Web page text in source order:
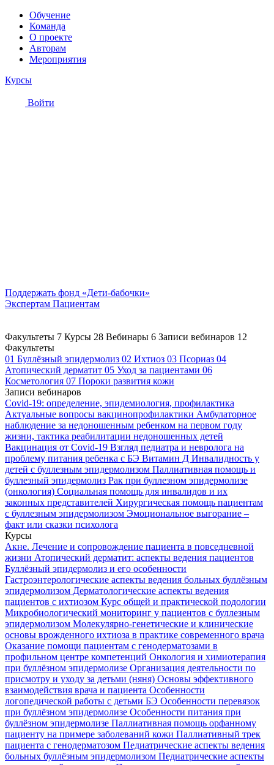
Обучение
Команда
О проекте
Авторам
Мероприятия
Курсы
Войти
Поддержать фонд «Дети-бабочки»
Экспертам Пациентам
Факультеты 7 Курсы 28 Вебинары 6 Записи вебинаров 12
Факультеты
01 Буллёзный эпидермолиз 02 Ихтиоз 03 Псориаз 04
Атопический дерматит 05 Уход за пациентами 06
Косметология 07 Пороки развития кожи
Записи вебинаров
Covid-19: определение, эпидемиология, профилактика
Актуальные вопросы вакцинопрофилактики Амбулаторное
наблюдение за недоношенным ребенком на первом году
жизни, тактика реабилитации недоношенных детей
Вакцинация от Covid-19 Взгляд педиатра и невролога на
проблему питания ребенка с БЭ Витамин Д Инвалидность у
детей с буллезным эпидермолизом Паллиативная помощь и
буллезный эпидермолиз Рак при буллезном эпидермолизе
(онкология) Социальная помощь для инвалидов и их
законных представителей Хирургическая помощь пациентам
с буллезным эпидермолизом Эмоциональное выгорание –
факт или сказки психолога
Курсы
Акне. Лечение и сопровождение пациента в повседневной
жизни Атопический дерматит: аспекты ведения пациентов
Буллёзный эпидермолиз и его особенности
Гастроэнтерологические аспекты ведения больных буллёзным
эпидермолизом Дерматологические аспекты ведения
пациентов с ихтиозом Курс общей и практической подологии
Микробиологический мониторинг у пациентов с буллезным
эпидермолизом Молекулярно-генетические и клинические
основы врожденного ихтиоза в практике современного врача
Оказание помощи пациентам с генодерматозами в
профильном центре компетенций Онкология и химиотерапия
при буллёзном эпидермолизе Организация деятельности по
присмотру и уходу за детьми (няня) Основы эффективного
взаимодействия врача и пациента Особенности
логопедической работы с детьми БЭ Особенности перевязок
при буллёзном эпидермолизе Особенности питания при
буллёзном эпидермолизе Паллиативная помощь орфанному
пациенту на примере заболеваний кожи Паллиативный трек
пациента с генодерматозом Педиатрические аспекты ведения
больных буллёзным эпидермолизом Педиатрические аспекты